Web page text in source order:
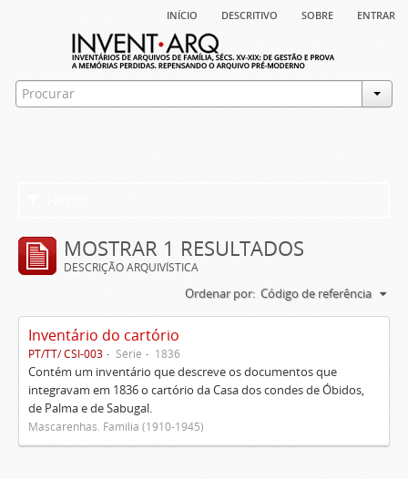
início descritivo sobre entrar
MOSTRAR 1 RESULTADOS
DESCRIÇÃO ARQUIVÍSTICA
Ordenar por: Código de referência
Inventário do cartório
PT/TT/ CSI-003 Série 1836
Contém um inventário que descreve os documentos que
integravam em 1836 o cartório da Casa dos condes de Óbidos,
de Palma e de Sabugal.
Mascarenhas. Família (1910-1945)